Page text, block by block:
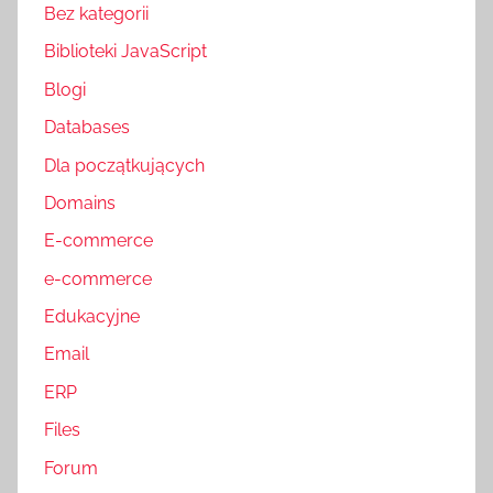
Bez kategorii
Biblioteki JavaScript
Blogi
Databases
Dla początkujących
Domains
E-commerce
e-commerce
Edukacyjne
Email
ERP
Files
Forum